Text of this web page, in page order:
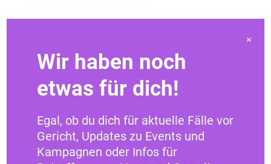
Wir haben noch
etwas für dich!
Egal, ob du dich für aktuelle Fälle vor
Gericht, Updates zu Events und
Kampagnen oder Infos für
×